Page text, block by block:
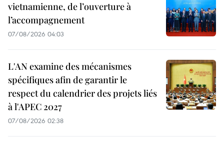
vietnamienne, de l’ouverture à
l’accompagnement
07/08/2026 04:03
L'AN examine des mécanismes
spécifiques afin de garantir le
respect du calendrier des projets liés
à l'APEC 2027
07/08/2026 02:38